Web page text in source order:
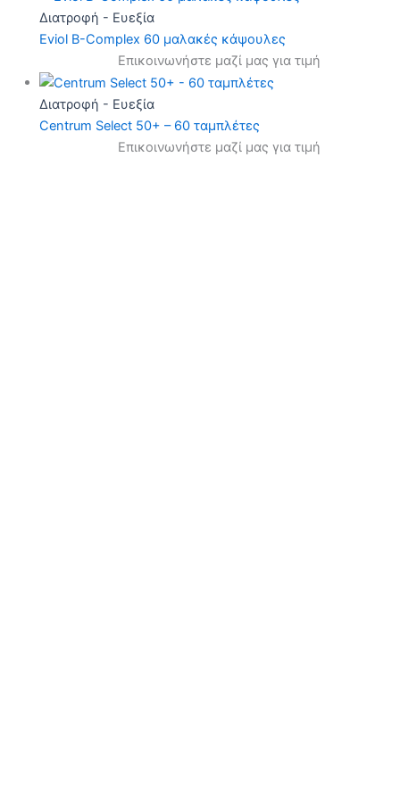
Διατροφή - Ευεξία
Eviol B-Complex 60 μαλακές κάψουλες
Επικοινωνήστε μαζί μας για τιμή
Διατροφή - Ευεξία
Centrum Select 50+ – 60 ταμπλέτες
Επικοινωνήστε μαζί μας για τιμή